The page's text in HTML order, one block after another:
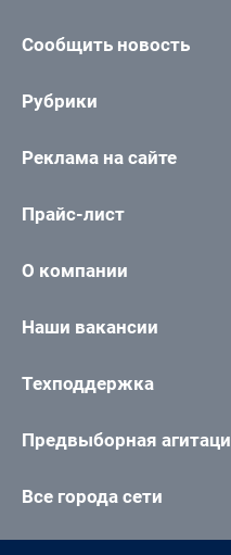
Сообщить новость
Рубрики
Реклама на сайте
Прайс-лист
О компании
Наши вакансии
Техподдержка
Предвыборная
Все города сети